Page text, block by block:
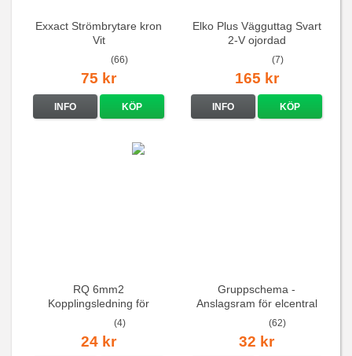
Exxact Strömbrytare kron
Vit
(66)
75 kr
INFO KÖP
Elko Plus Vägguttag Svart
2-V ojordad
(7)
165 kr
INFO KÖP
RQ 6mm2
Kopplingsledning för
elcentraler mm
(4)
24 kr
Gruppschema -
Anslagsram för elcentral
(62)
32 kr